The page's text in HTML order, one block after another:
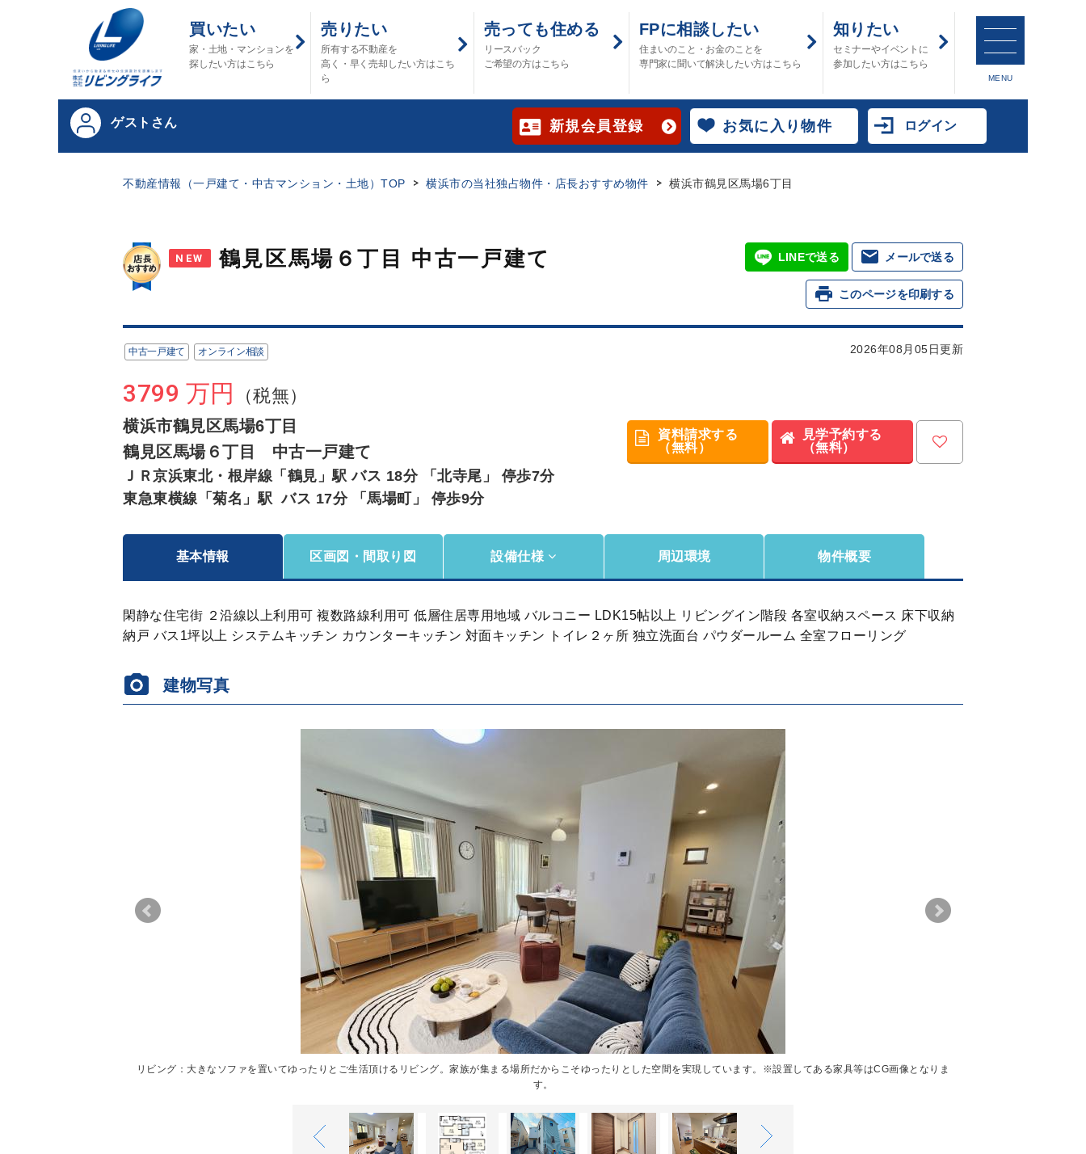
買いたい
家・土地・マンションを
探したい方はこちら
売りたい
所有する不動産を
高く・早く売却したい方はこち
ら
売っても住める
リースバック
ご希望の方はこちら
FPに相談したい
住まいのこと・お金のことを
専門家に聞いて解決したい方はこちら
知りたい
セミナーやイベントに
参加したい方はこちら
MENU
ゲストさん 新規会員登録 お気に入り物件 ログイン
不動産情報（一戸建て・中古マンション・土地）TOP 横浜市の当社独占物件・店長おすすめ物件 横浜市鶴見区馬場6丁目
NEW 鶴見区馬場６丁目 中古一戸建て LINEで送る メールで送る
このページを印刷する
中古一戸建て オンライン相談 2026年08月05日更新
3799 万円 （税無）
横浜市鶴見区馬場6丁目
鶴見区馬場６丁目 中古一戸建て
ＪＲ京浜東北・根岸線「鶴見」駅 バス 18分 「北寺尾」 停歩7分
東急東横線「菊名」駅 バス 17分 「馬場町」 停歩9分
資料請求する
（無料）
見学予約する
（無料）
基本情報 区画図・間取り図 設備仕様 周辺環境 物件概要
閑静な住宅街 ２沿線以上利用可 複数路線利用可 低層住居専用地域 バルコニー LDK15帖以上 リビングイン階段 各室収納スペース 床下収納
納戸 バス1坪以上 システムキッチン カウンターキッチン 対面キッチン トイレ２ヶ所 独立洗面台 パウダールーム 全室フローリング
建物写真
リビング：大きなソファを置いてゆったりとご生活頂けるリビング。家族が集まる場所だからこそゆったりとした空間を実現しています。※設置してある家具等はCG画像となりま
す。
リビング：大きなソファを置いてゆったりとご生活頂けるリビング。家族が集まる場所だからこそゆったりとした空間を実現しています。※設置してある家具等はCG画像となりま
す。